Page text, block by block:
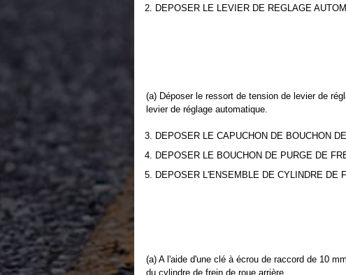
2. DEPOSER LE LEVIER DE REGLAGE
(a) Déposer le ressort de tension de levier de
levier de réglage automatique.
3. DEPOSER LE CAPUCHON DE BOUCHON
4. DEPOSER LE BOUCHON DE PURGE DE
5. DEPOSER L'ENSEMBLE DE CYLINDRE DE
(a) A l'aide d'une clé à écrou de raccord de 10
du cylindre de frein de roue arrière.